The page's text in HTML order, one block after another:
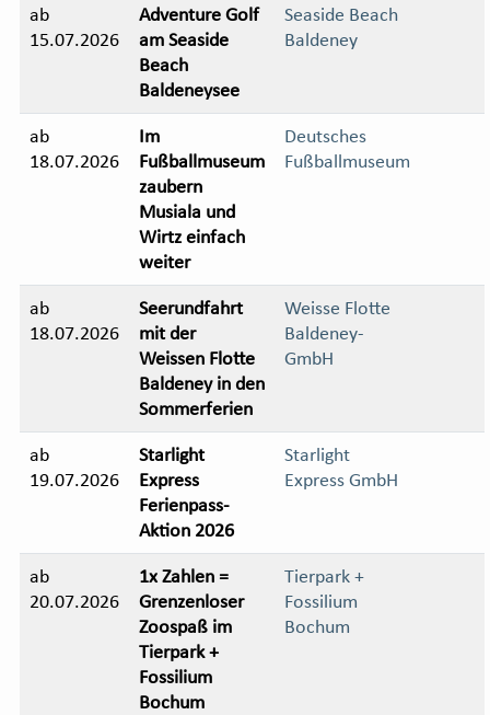
ab
15.07.2026
Adventure Golf
am Seaside
Beach
Baldeneysee
Seaside Beach
Baldeney
ab
18.07.2026
Im
Fußballmuseum
zaubern
Musiala und
Wirtz einfach
weiter
Deutsches
Fußballmuseum
ab
18.07.2026
Seerundfahrt
mit der
Weissen Flotte
Baldeney in den
Sommerferien
Weisse Flotte
Baldeney-
GmbH
ab
19.07.2026
Starlight
Express
Ferienpass-
Aktion 2026
Starlight
Express GmbH
ab
20.07.2026
1x Zahlen =
Grenzenloser
Zoospaß im
Tierpark +
Fossilium
Bochum
Tierpark +
Fossilium
Bochum